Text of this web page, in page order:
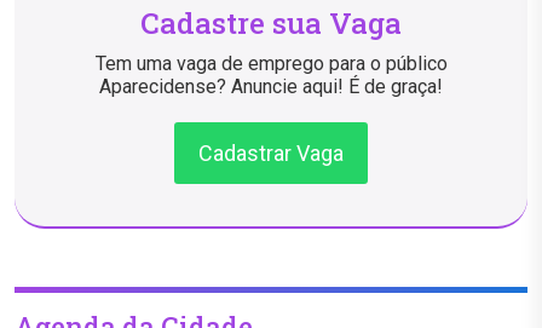
Cadastre sua Vaga
Tem uma vaga de emprego para o público
Aparecidense? Anuncie aqui! É de graça!
Cadastrar Vaga